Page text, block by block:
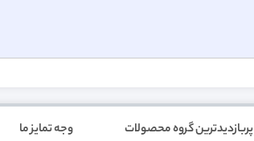
پربازدیدترین گروه محصولات وجه تمایز ما